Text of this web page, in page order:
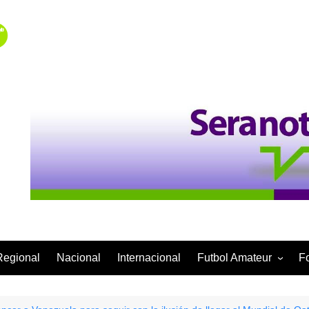
Nacional Internacional Futbol Amateur